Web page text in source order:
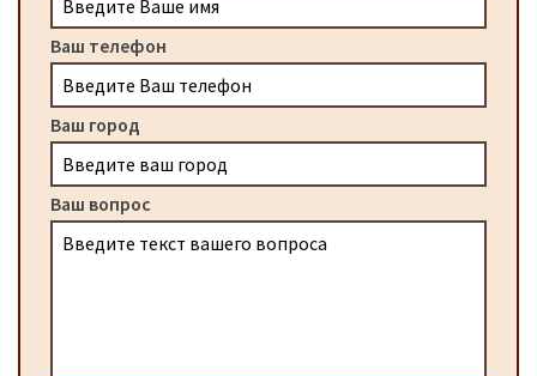
Ваш телефон
Ваш город
Ваш вопрос